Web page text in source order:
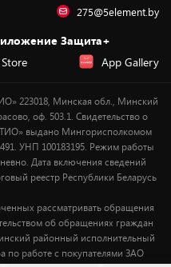
275@5element.by
Защита+
App Gallery
223018, Минская обл., Минский
оф. 503.1. Свидетельство о
выдано Мингорисполкомом
УНП 100183195. Режим работы
Дата включения сведений
реестр Республики Беларусь
рассматривать обращения
об обращениях граждан
районный исполнительный
по работе с покупателями ЗАО